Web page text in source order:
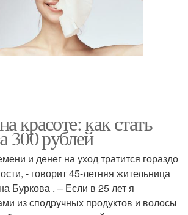
красоте: как стать
300 рублей
и денег на уход тратится гораздо
- говорит 45-летняя жительница
Буркова . – Если в 25 лет я
из сподручных продуктов и волосы